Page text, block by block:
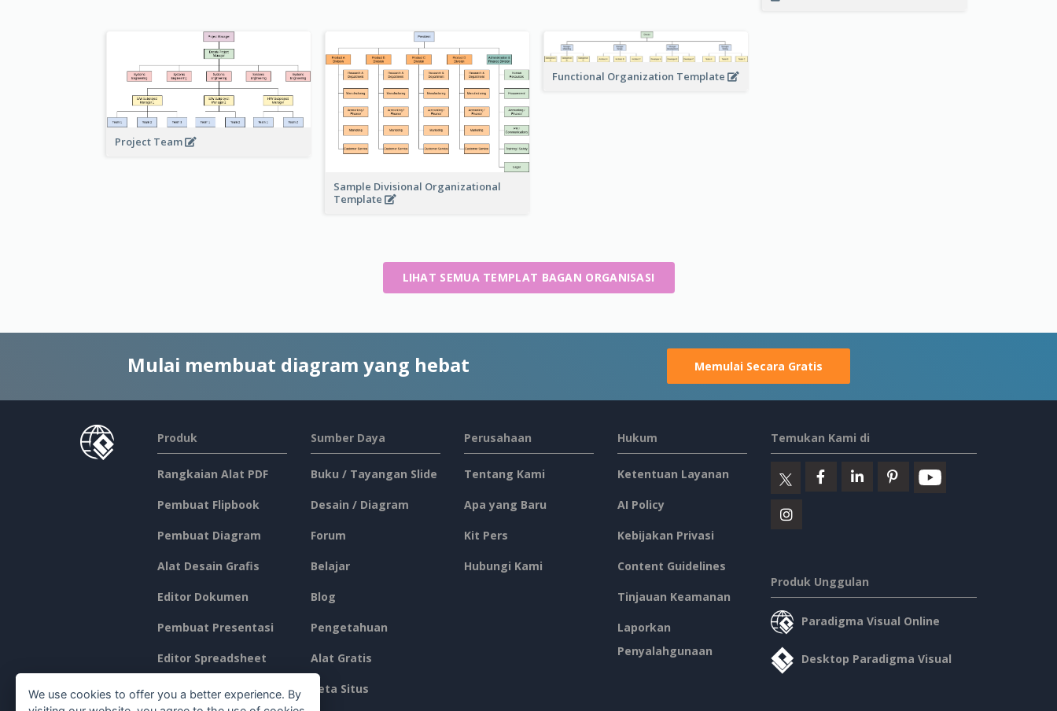
Project Team
Sample Divisional Organizational
Template
Functional Organization Template
LIHAT SEMUA TEMPLAT BAGAN ORGANISASI
Mulai membuat diagram yang hebat Memulai Secara Gratis
Produk
Rangkaian Alat PDF
Pembuat Flipbook
Pembuat Diagram
Alat Desain Grafis
Editor Dokumen
Pembuat Presentasi
Editor Spreadsheet
Harga
Sumber Daya
Buku / Tayangan Slide
Desain / Diagram
Forum
Belajar
Blog
Pengetahuan
Alat Gratis
Peta Situs
Perusahaan
Tentang Kami
Apa yang Baru
Kit Pers
Hubungi Kami
Hukum
Ketentuan Layanan
AI Policy
Kebijakan Privasi
Content Guidelines
Tinjauan Keamanan
Laporkan
Penyalahgunaan
Temukan Kami di
Produk Unggulan
Paradigma Visual Online
Desktop Paradigma Visual
We use cookies to offer you a better experience. By